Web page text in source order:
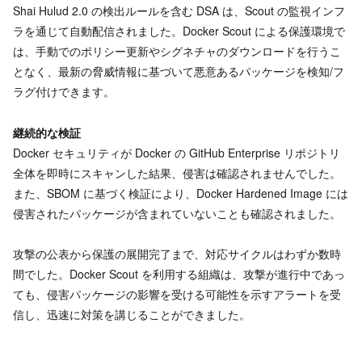
Shai Hulud 2.0 の検出ルールを含む DSA は、Scout の監視インフ
ラを通じて自動配信されました。Docker Scout による保護環境で
は、手動でのポリシー更新やシグネチャのダウンロードを行うこ
となく、最新の脅威情報に基づいて悪意あるパッケージを検知/フ
ラグ付けできます。
継続的な検証
Docker セキュリティが Docker の GitHub Enterprise リポジトリ
全体を即時にスキャンした結果、侵害は確認されませんでした。
また、SBOM に基づく検証により、Docker Hardened Image には
侵害されたパッケージが含まれていないことも確認されました。
攻撃の公表から保護の展開完了まで、対応サイクルはわずか数時
間でした。Docker Scout を利用する組織は、攻撃が進行中であっ
ても、侵害パッケージの影響を受ける可能性を示すアラートを受
信し、迅速に対策を講じることができました。